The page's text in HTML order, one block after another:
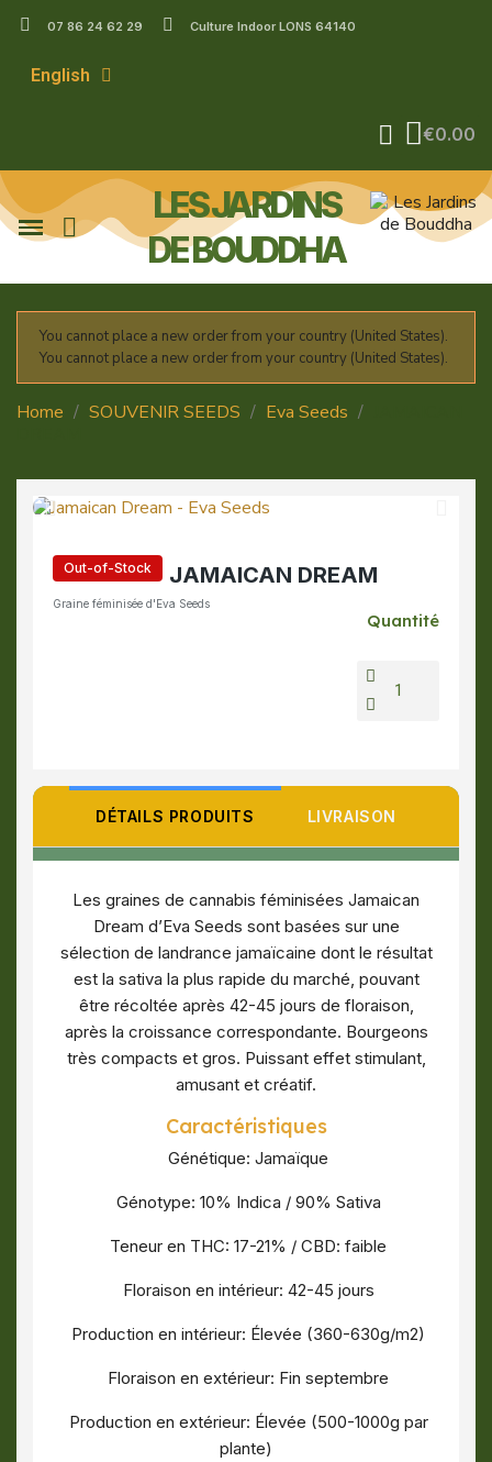
07 86 24 62 29 Culture Indoor LONS 64140
English
€0.00
LES JARDINS
DE BOUDDHA
You cannot place a new order from your country (United States).
You cannot place a new order from your country (United States).
Home SOUVENIR SEEDS Eva Seeds
Out-of-Stock JAMAICAN DREAM
Graine féminisée d'Eva Seeds
Quantité
DÉTAILS PRODUITS LIVRAISON
Les graines de cannabis féminisées Jamaican
Dream d’Eva Seeds sont basées sur une
sélection de landrance jamaïcaine dont le résultat
est la sativa la plus rapide du marché, pouvant
être récoltée après 42-45 jours de floraison,
après la croissance correspondante. Bourgeons
très compacts et gros. Puissant effet stimulant,
amusant et créatif.
Caractéristiques
Génétique: Jamaïque
Génotype: 10% Indica / 90% Sativa
Teneur en THC: 17-21% / CBD: faible
Floraison en intérieur: 42-45 jours
Production en intérieur: Élevée (360-630g/m2)
Floraison en extérieur: Fin septembre
Production en extérieur: Élevée (500-1000g par
plante)